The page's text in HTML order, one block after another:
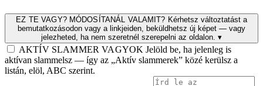
EZ TE VAGY? MÓDOSÍTANÁL VALAMIT? Kérhetsz változtatást a
bemutatkozásodon vagy a linkjeiden, beküldhetsz új képet — vagy
jelezheted, ha nem szeretnél szerepelni az oldalon. ▾
AKTÍV SLAMMER VAGYOK Jelöld be, ha jelenleg is
aktívan slammelsz — így az „Aktív slammerek” közé kerülsz a
listán, elöl, ABC szerint.